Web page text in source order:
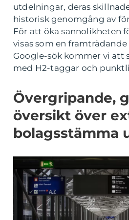
utdelningar, deras
historisk genomgång av
För att öka sannolikheten
visas som en
Google-sök kommer vi att
med H2-taggar och
Övergripande,
översikt över
bolagsstämma